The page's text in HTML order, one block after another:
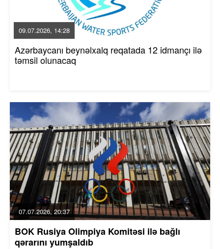
09.07.2026, 14:28
Azərbaycanı beynəlxalq reqatada 12 idmançı ilə
təmsil olunacaq
07.07.2026, 20:37
BOK Rusiya Olimpiya Komitəsi ilə bağlı
qərarını yumşaldıb